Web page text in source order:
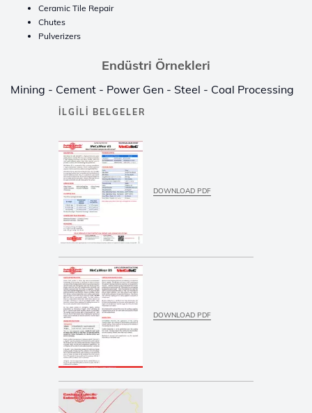
Ceramic Tile Repair
Chutes
Pulverizers
Endüstri Örnekleri
Mining - Cement - Power Gen - Steel - Coal Processing
İLGILI BELGELER
DOWNLOAD PDF
DOWNLOAD PDF